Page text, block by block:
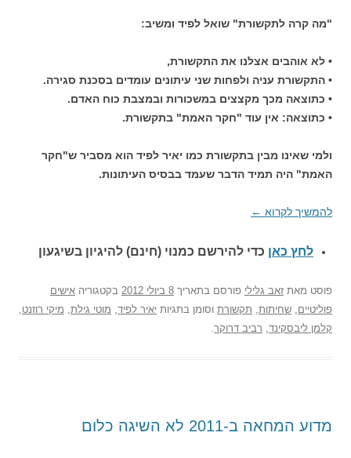
"מה קרה לתקשורת" שואל לפיד ומשיב:
• לא אוהבים אצלנו את התקשורת,
• התקשורת עניה ולפחות שני עיתונים עומדים בסכנת סגירה.
• כתוצאה מכך מקצצים במשכורות ובמצבת כוח האדם.
• כתוצאה: אין עוד "חקר האמת" בתקשורת.
ולמי שאינו מבין בתקשורת כמו יאיר לפיד הוא מסביר ש"חקר
האמת" היה תמיד הדבר שעמד בבסיס העיתונות.
להמשיך לקרוא ←
לחץ כאן כדי להירשם כמנוי (חינם) להיגיון בשיגעון
פוסט מאת זאב גלילי פורסם בתאריך 8 ביולי 2012 בקטגוריה אישים
פוליטיים, שחיתות, תקשורת וסומן בתגיות יאיר לפיד, מוטי גילת, מיקי רוזנט,
קלמן ליבסקינד, רביב דרוקר.
מדוע המחאה ב-2011 לא השיגה כלום